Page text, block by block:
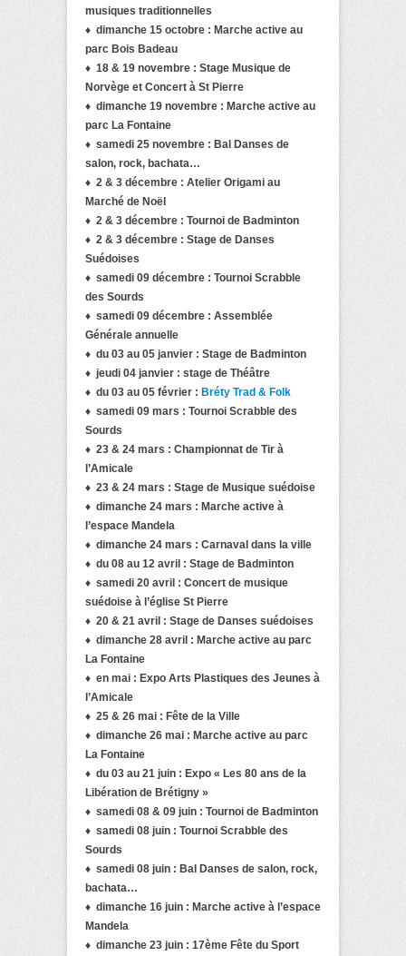
musiques traditionnelles
♦ dimanche 15 octobre : Marche active au
parc Bois Badeau
♦ 18 & 19 novembre : Stage Musique de
Norvège et Concert à St Pierre
♦ dimanche 19 novembre : Marche active au
parc La Fontaine
♦ samedi 25 novembre : Bal Danses de
salon, rock, bachata…
♦ 2 & 3 décembre : Atelier Origami au
Marché de Noël
♦ 2 & 3 décembre : Tournoi de Badminton
♦ 2 & 3 décembre : Stage de Danses
Suédoises
♦ samedi 09 décembre : Tournoi Scrabble
des Sourds
♦ samedi 09 décembre : Assemblée
Générale annuelle
♦ du 03 au 05 janvier : Stage de Badminton
♦ jeudi 04 janvier : stage de Théâtre
♦ du 03 au 05 février : Bréty Trad & Folk
♦ samedi 09 mars : Tournoi Scrabble des
Sourds
♦ 23 & 24 mars : Championnat de Tir à
l’Amicale
♦ 23 & 24 mars : Stage de Musique suédoise
♦ dimanche 24 mars : Marche active à
l’espace Mandela
♦ dimanche 24 mars : Carnaval dans la ville
♦ du 08 au 12 avril : Stage de Badminton
♦ samedi 20 avril : Concert de musique
suédoise à l’église St Pierre
♦ 20 & 21 avril : Stage de Danses suédoises
♦ dimanche 28 avril : Marche active au parc
La Fontaine
♦ en mai : Expo Arts Plastiques des Jeunes à
l’Amicale
♦ 25 & 26 mai : Fête de la Ville
♦ dimanche 26 mai : Marche active au parc
La Fontaine
♦ du 03 au 21 juin : Expo « Les 80 ans de la
Libération de Brétigny »
♦ samedi 08 & 09 juin : Tournoi de Badminton
♦ samedi 08 juin : Tournoi Scrabble des
Sourds
♦ samedi 08 juin : Bal Danses de salon, rock,
bachata…
♦ dimanche 16 juin : Marche active à l’espace
Mandela
♦ dimanche 23 juin : 17ème Fête du Sport